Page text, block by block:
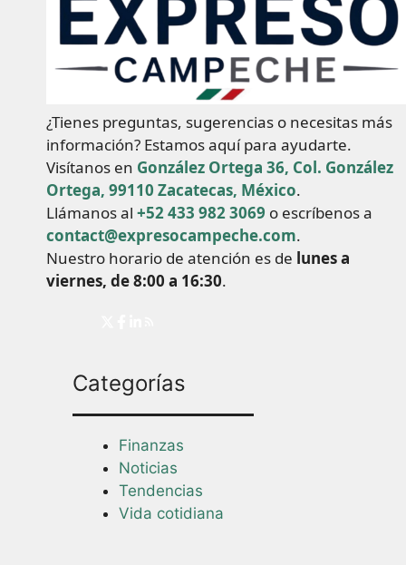
¿Tienes preguntas, sugerencias o necesitas más
información? Estamos aquí para ayudarte.
Visítanos en González Ortega 36, Col. González
Ortega, 99110 Zacatecas, México.
Llámanos al +52 433 982 3069 o escríbenos a
contact@expresocampeche.com.
Nuestro horario de atención es de lunes a
viernes, de 8:00 a 16:30.
Categorías
Finanzas
Noticias
Tendencias
Vida cotidiana